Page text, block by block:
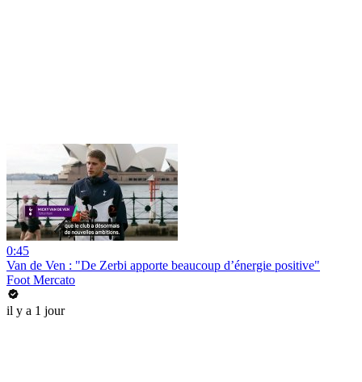
0:45
Van de Ven : "De Zerbi apporte beaucoup d’énergie positive"
Foot Mercato
il y a 1 jour